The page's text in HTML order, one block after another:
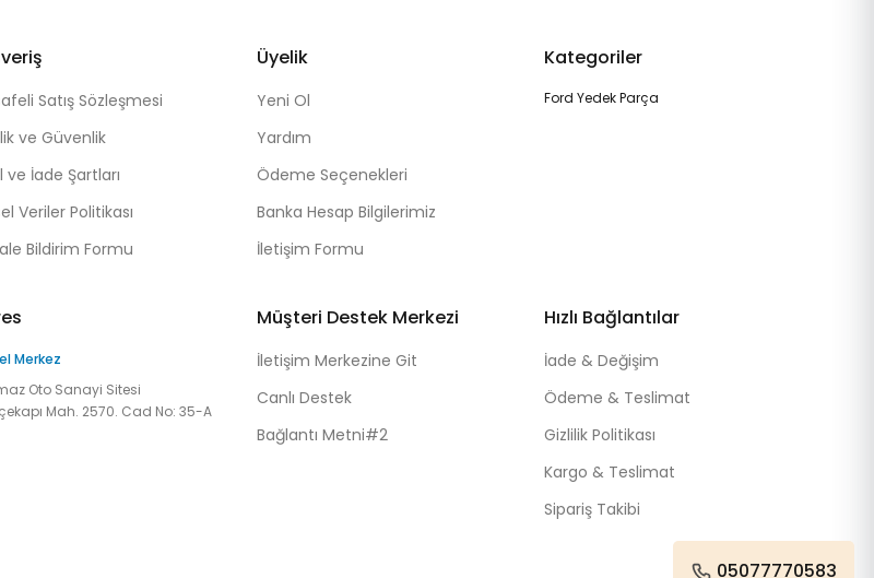
Satış Sözleşmesi
ve Güvenlik
ve İade Şartları
Veriler Politikası
Bildirim Formu
Üyelik
Yeni Ol
Yardım
Ödeme Seçenekleri
Banka Hesap Bilgilerimiz
İletişim Formu
Kategoriler
Ford Yedek Parça
Merkez
Oto Sanayi Sitesi
Mah. 2570. Cad No: 35-A
Müşteri Destek Merkezi
İletişim Merkezine Git
Canlı Destek
Bağlantı Metni#2
Hızlı Bağlantılar
İade & Değişim
Ödeme & Teslimat
Gizlilik Politikası
Kargo & Teslimat
Sipariş Takibi
05077770583